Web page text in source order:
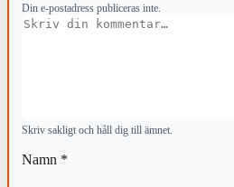
Din e-postadress publiceras inte.
Kommentar
Skriv sakligt och håll dig till ämnet.
Namn *